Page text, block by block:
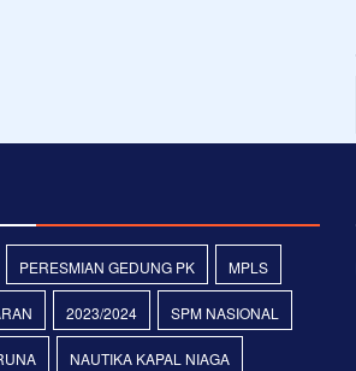
PERESMIAN GEDUNG PK MPLS
2023/2024 SPM NASIONAL
NAUTIKA KAPAL NIAGA